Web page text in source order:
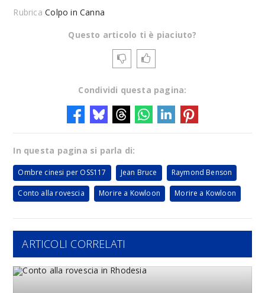
RubricaColpo in Canna
Questo articolo ti è piaciuto?
Condividi questa pagina:
In questa pagina si parla di:
Ombre cinesi per OSS117 Jean Bruce Raymond Benson
Conto alla rovescia Morire a Kowloon Morire a Kowloon
ARTICOLI CORRELATI